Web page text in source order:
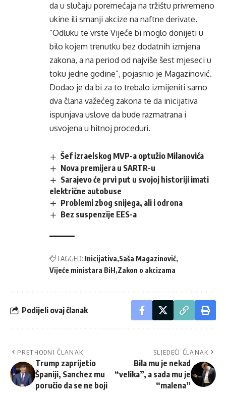
da u slučaju poremećaja na tržištu privremeno
ukine ili smanji akcize na naftne derivate.
“Odluku te vrste Vijeće bi moglo donijeti u
bilo kojem trenutku bez dodatnih izmjena
zakona, a na period od najviše šest mjeseci u
toku jedne godine”, pojasnio je Magazinović.
Dodao je da bi za to trebalo izmijeniti samo
dva člana važećeg zakona te da inicijativa
ispunjava uslove da bude razmatrana i
usvojena u hitnoj proceduri.
Šef izraelskog MVP-a optužio Milanovića
Nova premijera u SARTR-u
Sarajevo će prvi put u svojoj historiji imati
električne autobuse
Problemi zbog snijega, ali i odrona
Bez suspenzije EES-a
TAGGED: Inicijativa Saša Magazinović
Vijeće ministara BiH Zakon o akcizama
Podijeli ovaj članak
PRETHODNI ČLANAK
Trump zaprijetio
Španiji, Sanchez mu
poručio da se ne boji
SLJEDEĆI ČLANAK
Bila mu je nekad
“velika”, a sada mu je
“malena”